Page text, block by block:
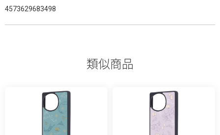
4573629683498
類似商品